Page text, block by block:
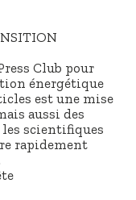
Club pour
énergétique
est une mise
aussi des
scientifiques
rapidement